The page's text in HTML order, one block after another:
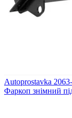
Autoprostavka
Фаркоп знімний